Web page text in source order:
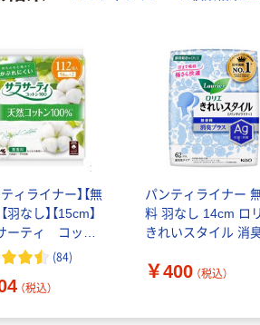
ティライナー】【無
羽なし】【15cm】
ーティ コット
無香料 1パッ
(84)
（税込）
パンティライナー
料 羽なし 14cm ロ
きれいスタイル 消臭
￥400 （税込）